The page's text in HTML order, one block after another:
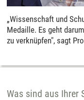
„Wissenschaft und
Medaille. Es geht
zu verknüpfen", sagt
Was sind aus Ihrer